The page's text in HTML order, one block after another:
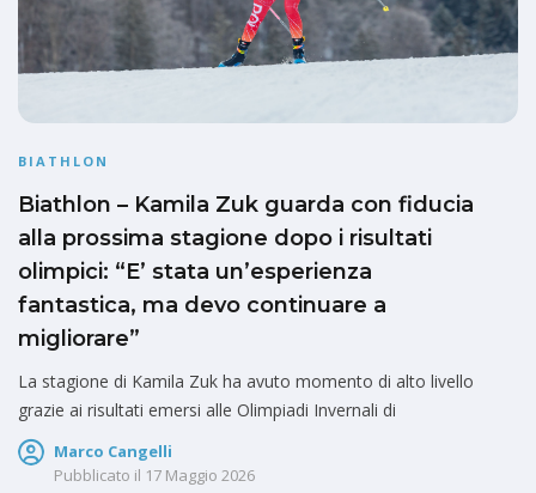
BIATHLON
Biathlon – Kamila Zuk guarda con fiducia
alla prossima stagione dopo i risultati
olimpici: “E’ stata un’esperienza
fantastica, ma devo continuare a
migliorare”
La stagione di Kamila Zuk ha avuto momento di alto livello
grazie ai risultati emersi alle Olimpiadi Invernali di
Marco Cangelli
Pubblicato il 17 Maggio 2026